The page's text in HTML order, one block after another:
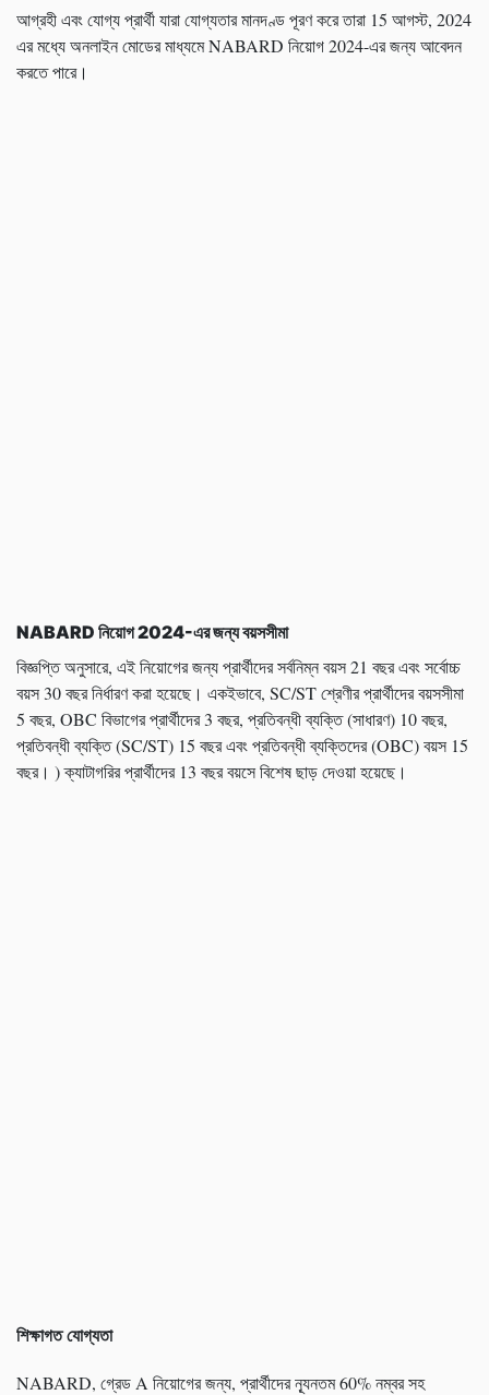
আগ্রহী এবং যোগ্য প্রার্থী যারা যোগ্যতার মানদণ্ড পূরণ করে তারা 15 আগস্ট, 2024
এর মধ্যে অনলাইন মোডের মাধ্যমে NABARD নিয়োগ 2024-এর জন্য আবেদন
করতে পারে।
NABARD নিয়োগ2024-এর জন্য বয়সসীমা
বিজ্ঞপ্তি অনুসারে, এই নিয়োগের জন্য প্রার্থীদের সর্বনিম্ন বয়স 21 বছর এবং সর্বোচ্চ
বয়স 30 বছর নির্ধারণ করা হয়েছে। একইভাবে, SC/ST শ্রেণীর প্রার্থীদের বয়সসীমা
5 বছর, OBC বিভাগের প্রার্থীদের 3 বছর, প্রতিবন্ধী ব্যক্তি (সাধারণ) 10 বছর,
প্রতিবন্ধী ব্যক্তি (SC/ST) 15 বছর এবং প্রতিবন্ধী ব্যক্তিদের (OBC) বয়স 15
বছর। ) ক্যাটাগরির প্রার্থীদের 13 বছর বয়সে বিশেষ ছাড় দেওয়া হয়েছে।
শিক্ষাগত যোগ্যতা
NABARD, গ্রেড A নিয়োগের জন্য, প্রার্থীদের ন্যূনতম 60% নম্বর সহ